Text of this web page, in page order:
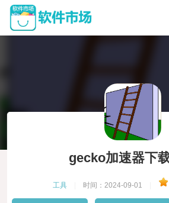
gecko加速器下
工具 时间：2024-09-01